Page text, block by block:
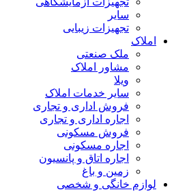
سایر
تجهیزات زیبایی
املاک
ملک صنعتی
مشاور املاک
ویلا
سایر خدمات املاک
فروش اداری و تجاری
اجاره اداری و تجاری
فروش مسکونی
اجاره مسکونی
اجاره اتاق و پانسیون
زمین و باغ
لوازم خانگی و شخصی